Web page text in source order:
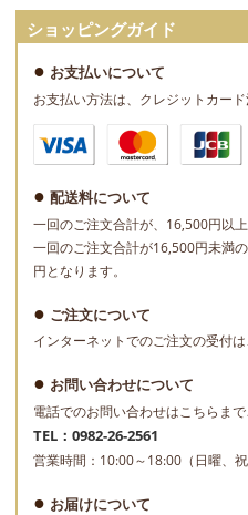
ショッピングガイド
お支払いについて
お支払い方法は、クレジットカー
配送料について
一回のご注文合計が、16,500円以
一回のご注文合計が16,500円未満
円となります。
ご注文について
インターネットでのご注文の受付は
お問い合わせについて
電話でのお問い合わせはこちらまで
TEL：0982-26-2561
営業時間：10:00～18:00（日曜、祝
お届けについて